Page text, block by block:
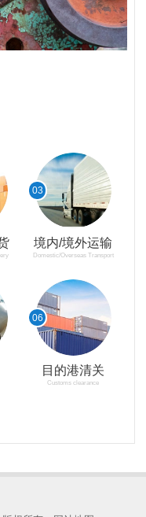
03
境内/境外运输
Domestic/Overseas Transport
06
目的港清关
Customs clearance